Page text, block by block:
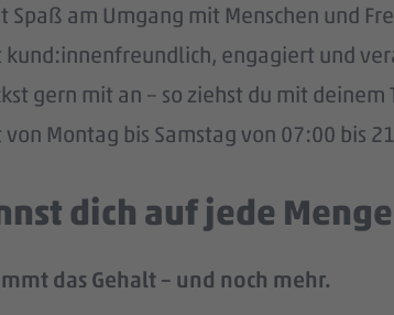
Spaß am Umgang mit Menschen und
kund:innenfreundlich, engagiert und
gern mit an – so ziehst du mit deinem
von Montag bis Samstag von 07:00 bis
dich auf jede
das Gehalt – und noch mehr.